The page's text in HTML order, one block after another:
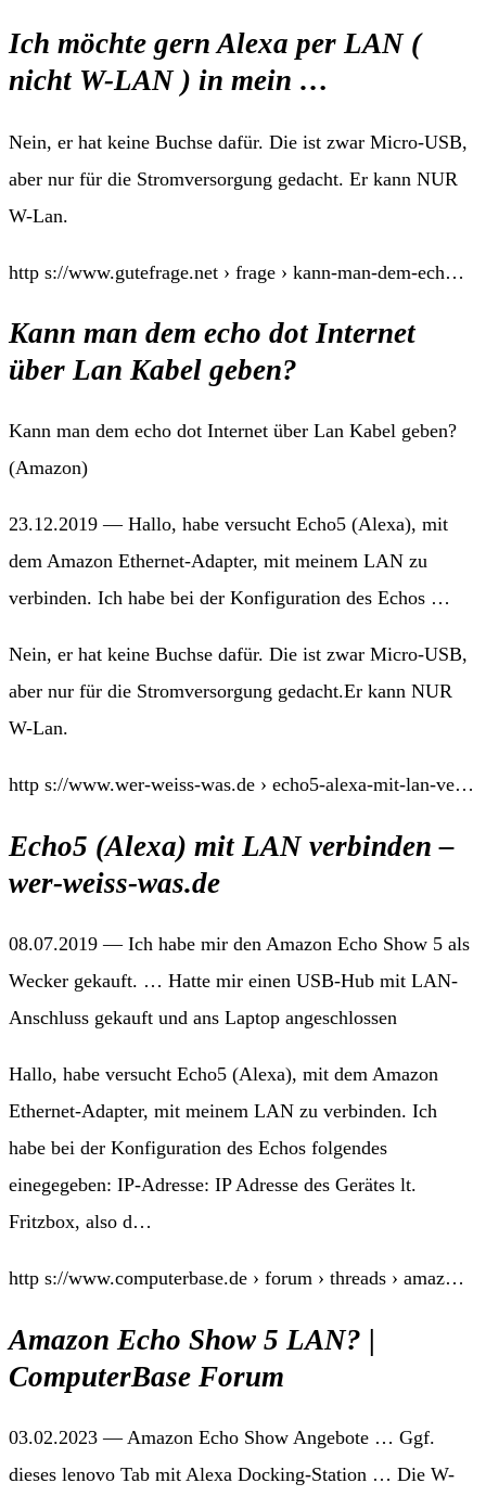
Ich möchte gern Alexa per LAN (
nicht W-LAN ) in mein …
Nein, er hat keine Buchse dafür. Die ist zwar Micro-USB,
aber nur für die Stromversorgung gedacht. Er kann NUR
W-Lan.
http s://www.gutefrage.net › frage › kann-man-dem-ech…
Kann man dem echo dot Internet
über Lan Kabel geben?
Kann man dem echo dot Internet über Lan Kabel geben?
(Amazon)
23.12.2019 — Hallo, habe versucht Echo5 (Alexa), mit
dem Amazon Ethernet-Adapter, mit meinem LAN zu
verbinden. Ich habe bei der Konfiguration des Echos …
Nein, er hat keine Buchse dafür. Die ist zwar Micro-USB,
aber nur für die Stromversorgung gedacht.Er kann NUR
W-Lan.
http s://www.wer-weiss-was.de › echo5-alexa-mit-lan-ve…
Echo5 (Alexa) mit LAN verbinden –
wer-weiss-was.de
08.07.2019 — Ich habe mir den Amazon Echo Show 5 als
Wecker gekauft. … Hatte mir einen USB-Hub mit LAN-
Anschluss gekauft und ans Laptop angeschlossen
Hallo, habe versucht Echo5 (Alexa), mit dem Amazon
Ethernet-Adapter, mit meinem LAN zu verbinden. Ich
habe bei der Konfiguration des Echos folgendes
einegegeben: IP-Adresse: IP Adresse des Gerätes lt.
Fritzbox, also d…
http s://www.computerbase.de › forum › threads › amaz…
Amazon Echo Show 5 LAN? |
ComputerBase Forum
03.02.2023 — Amazon Echo Show Angebote … Ggf.
dieses lenovo Tab mit Alexa Docking-Station … Die W-